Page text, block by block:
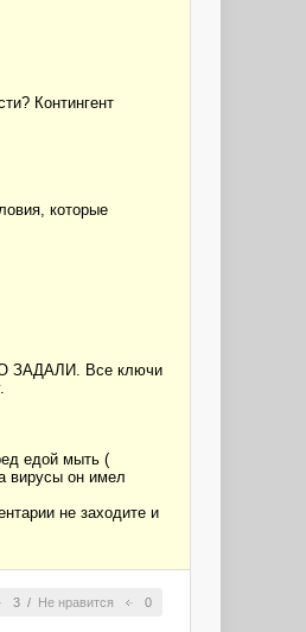
Контингент
которые
ЗАДАЛИ. Все ключи
едой мыть (
вирусы он имел
не заходите и
3 / Не нравится 0